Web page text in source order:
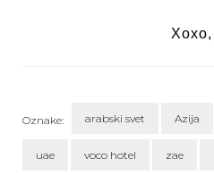
Xoxo,
Oznake: arabski svet Azija
uae voco hotel zae